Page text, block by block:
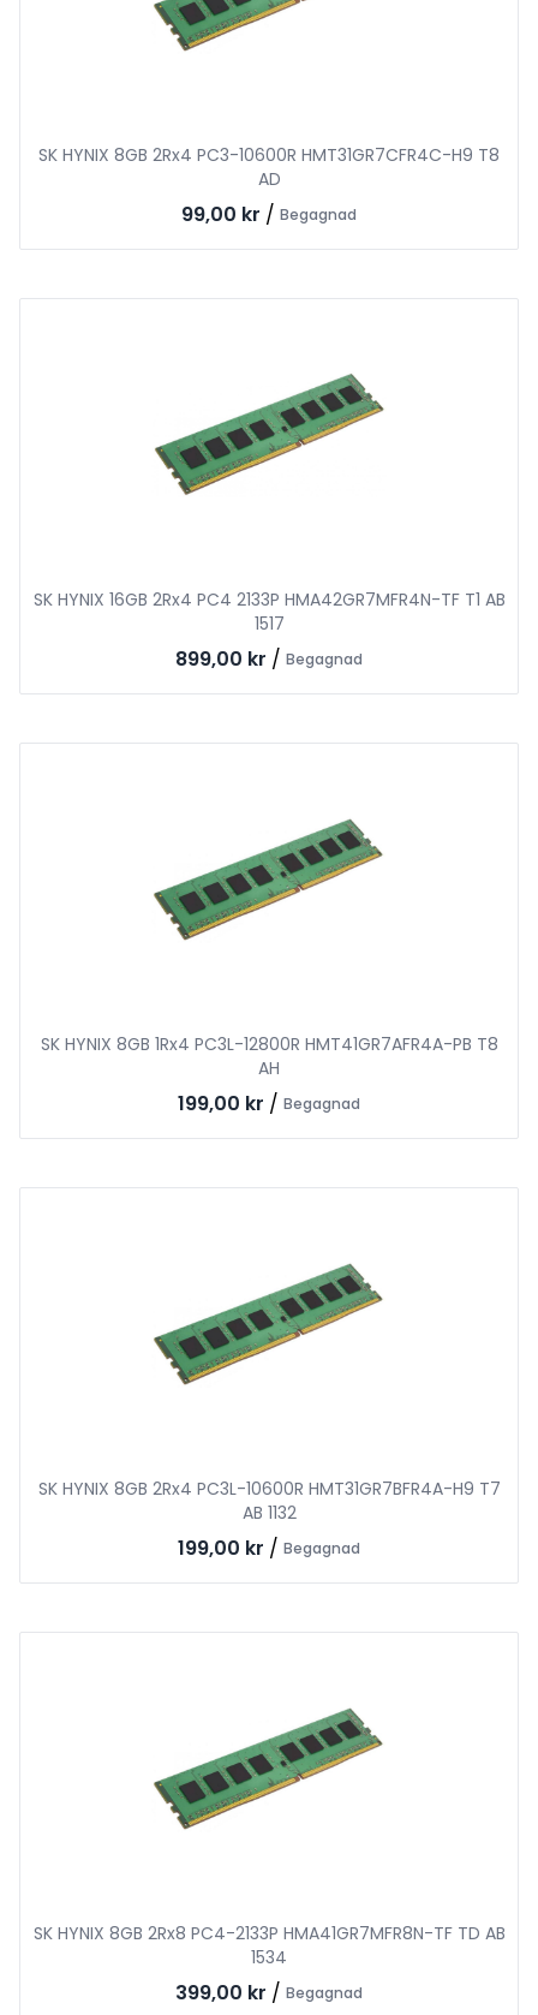
SK HYNIX 8GB 2Rx4 PC3-10600R HMT31GR7CFR4C-H9 T8
AD
99,00 kr / Begagnad
SK HYNIX 16GB 2Rx4 PC4 2133P HMA42GR7MFR4N-TF T1 AB
1517
899,00 kr / Begagnad
SK HYNIX 8GB 1Rx4 PC3L-12800R HMT41GR7AFR4A-PB T8
AH
199,00 kr / Begagnad
SK HYNIX 8GB 2Rx4 PC3L-10600R HMT31GR7BFR4A-H9 T7
AB 1132
199,00 kr / Begagnad
SK HYNIX 8GB 2Rx8 PC4-2133P HMA41GR7MFR8N-TF TD AB
1534
399,00 kr / Begagnad